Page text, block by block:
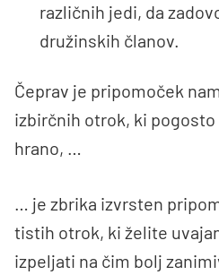
različnih jedi, da
družinskih članov.
Čeprav je pripomoček
izbirčnih otrok, ki
hrano, …
… je zbrika izvrsten
tistih otrok, ki želite
izpeljati na čim bolj